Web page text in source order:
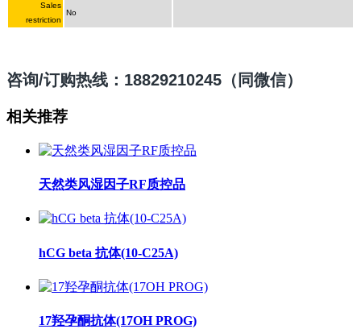
Sales
restriction
No
咨询/订购热线：18829210245（同微信）
相关推荐
天然类风湿因子RF质控品
hCG beta 抗体(10-C25A)
17羟孕酮抗体(17OH PROG)